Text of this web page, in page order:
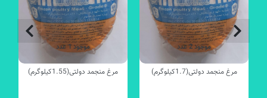
موجود 2 عدد
مرغ منجمد دولتی(1.7کیلوگرم)
موجود 1 عدد
مرغ منجمد دولتی(1.55کیلوگرم)